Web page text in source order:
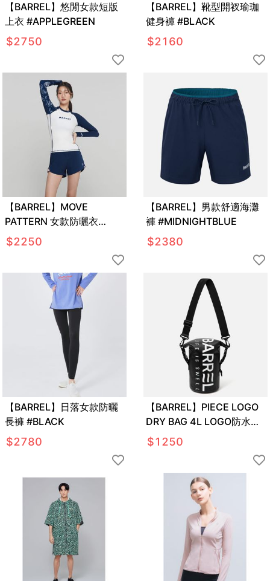
【BARREL】悠閒女款短版
上衣 #APPLEGREEN
$2750
【BARREL】靴型開衩瑜珈
健身褲 #BLACK
$2160
【BARREL】MOVE
PATTERN 女款防曬衣
#PAISELEY
$2250
【BARREL】男款舒適海灘
褲 #MIDNIGHTBLUE
$2380
【BARREL】日落女款防曬
長褲 #BLACK
$2780
【BARREL】PIECE LOGO
DRY BAG 4L LOGO防水袋
#BLACK
$1250